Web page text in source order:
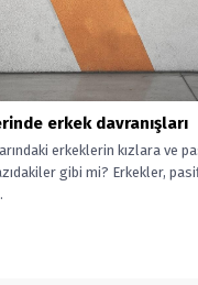
erkek davranışları
erkeklerin kızlara ve
gibi mi? Erkekler,